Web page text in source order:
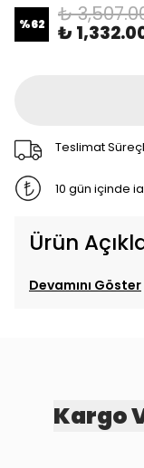
%62 ₺
₺
Teslimat
10 gün içinde
Ürün
Devamını Göster
Kargo